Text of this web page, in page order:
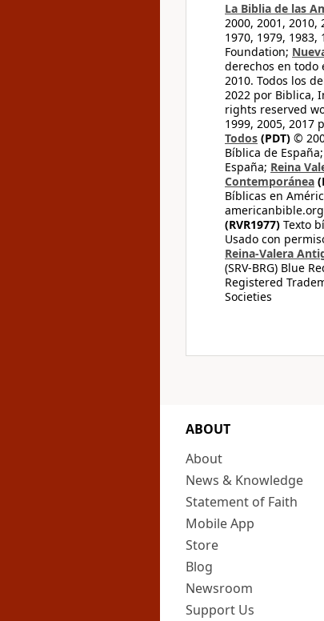
La Biblia de las
2000, 2001, 2010,
1970, 1979, 1983,
Foundation;
derechos en todo
2010. Todos los
2022 por Biblica,
rights reserved
1999, 2005, 2017
Todos (PDT) ©
Bíblica de España;
España; Reina
Contemporánea
Bíblicas en
(RVR1977) Texto
Usado con
Reina-Valera
(SRV-BRG) Blue
Registered
Societies
ABOUT
About
News & Knowledge
Statement of Faith
Mobile App
Store
Blog
Newsroom
Support Us